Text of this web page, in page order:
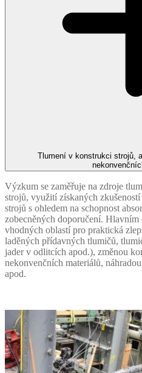
Tlumení v konstrukci strojů,
Výzkum se zaměřuje na zdroje
strojů, využití získaných
strojů s ohledem na schopnost
zobecněných doporučení.
vhodných oblastí pro praktická
laděných přídavných tlumičů,
jader v odlitcích apod.), změnou
nekonvenčních materiálů,
apod.